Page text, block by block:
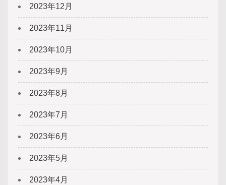
2023年12月
2023年11月
2023年10月
2023年9月
2023年8月
2023年7月
2023年6月
2023年5月
2023年4月